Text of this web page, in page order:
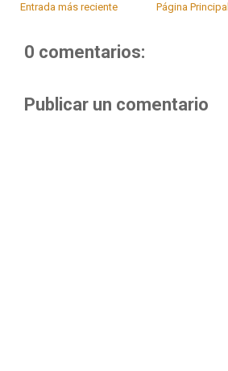
Entrada más reciente Página Principal
0 comentarios:
Publicar un comentario